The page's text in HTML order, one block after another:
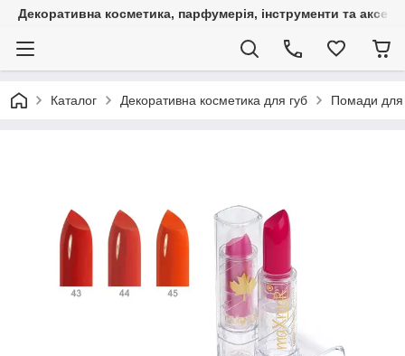
Декоративна косметика, парфумерія, інструменти та
Каталог Декоративна косметика для губ Помади для